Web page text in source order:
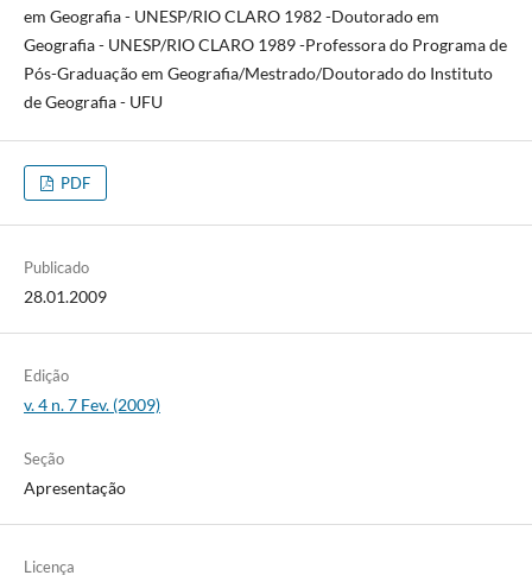
em Geografia - UNESP/RIO CLARO 1982 -Doutorado em
Geografia - UNESP/RIO CLARO 1989 -Professora do Programa de
Pós-Graduação em Geografia/Mestrado/Doutorado do Instituto
de Geografia - UFU
PDF
Publicado
28.01.2009
Edição
v. 4 n. 7 Fev. (2009)
Seção
Apresentação
Licença